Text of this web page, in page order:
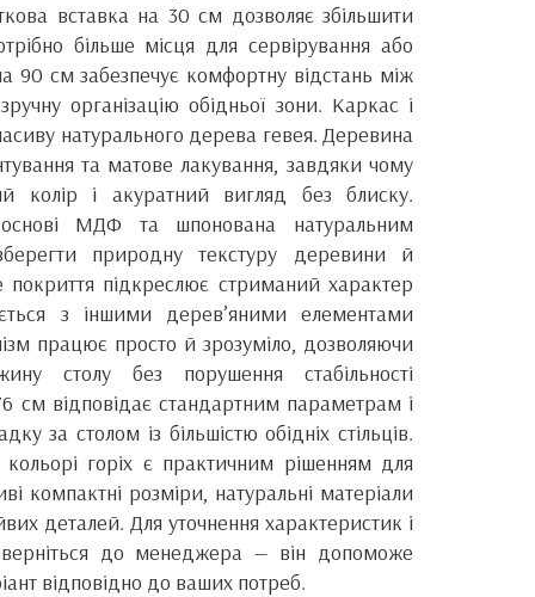
вставка на 30 см дозволяє збільшити
більше місця для сервірування або
90 см забезпечує комфортну відстань між
організацію обідньої зони. Каркас і
натурального дерева гевея. Деревина
та матове лакування, завдяки чому
колір і акуратний вигляд без блиску.
МДФ та шпонована натуральним
природну текстуру деревини й
покриття підкреслює стриманий характер
з іншими дерев’яними елементами
працює просто й зрозуміло, дозволяючи
столу без порушення стабільності
см відповідає стандартним параметрам і
за столом із більшістю обідніх стільців.
горіх є практичним рішенням для
компактні розміри, натуральні матеріали
деталей. Для уточнення характеристик і
до менеджера — він допоможе
відповідно до ваших потреб.